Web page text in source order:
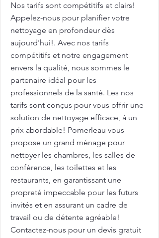
Nos tarifs sont compétitifs et clairs!
Appelez-nous pour planifier votre
nettoyage en profondeur dès
aujourd'hui!. Avec nos tarifs
compétitifs et notre engagement
envers la qualité, nous sommes le
partenaire idéal pour les
professionnels de la santé. Les nos
tarifs sont conçus pour vous offrir une
solution de nettoyage efficace, à un
prix abordable! Pomerleau vous
propose un grand ménage pour
nettoyer les chambres, les salles de
conférence, les toilettes et les
restaurants, en garantissant une
propreté impeccable pour les futurs
invités et en assurant un cadre de
travail ou de détente agréable!
Contactez-nous pour un devis gratuit